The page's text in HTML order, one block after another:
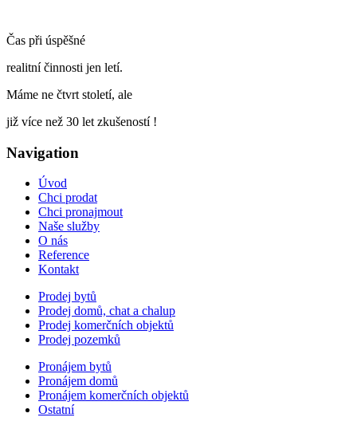
Čas při úspěšné
realitní činnosti jen letí.
Máme ne čtvrt století, ale
již více než 30 let zkušeností !
Navigation
Úvod
Chci prodat
Chci pronajmout
Naše služby
O nás
Reference
Kontakt
Prodej bytů
Prodej domů, chat a chalup
Prodej komerčních objektů
Prodej pozemků
Pronájem bytů
Pronájem domů
Pronájem komerčních objektů
Ostatní